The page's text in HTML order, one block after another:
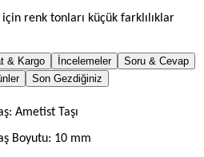
renk tonları küçük farklılıklar
& Kargo İncelemeler
Soru & Cevap
Son Gezdiğiniz
Ametist Taşı
Boyutu: 10 mm